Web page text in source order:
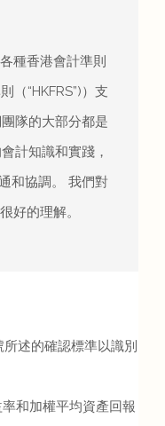
種香港會計準則
（“HKFRS”)）支
隊的大部分都是
計知識和實踐，
和協調。 我們對
好的理解。
述的確認標準以識別
和加權平均資產回報